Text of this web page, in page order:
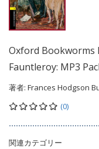
Oxford Bookworms
Fauntleroy: MP3
著者: Frances Hodgson
(0)
関連カテゴリー